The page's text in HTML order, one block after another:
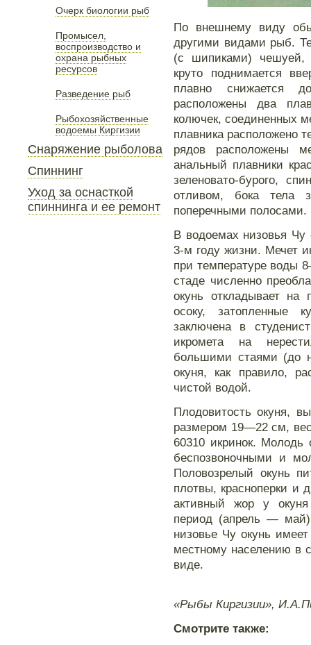
Очерк биологии рыб
Промысел,
воспроизводство и
охрана рыбных
ресурсов
Разведение рыб
Рыбохозяйственные
водоемы Киргизии
Снаряжение рыболова
Спиннинг
Уход за оснасткой
спиннинга и ее ремонт
По внешнему виду
другими видами рыб.
(с шипиками) чешуей,
круто поднимается
плавно снижается
расположены два
колючек, соединенных
плавника расположено
рядов расположены
анальный плавники
зеленовато-бурого,
отливом, бока тела
поперечными полосами.
В водоемах низовья Чу
3-м году жизни. Мечет
при температуре воды
стаде численно
окунь откладывает на
осоку, затопленные
заключена в
икромета на
большими стаями (до
окуня, как правило,
чистой водой.
Плодовитость окуня,
размером 19—22 см,
60310 икринок. Молодь
беспозвоночными и
Половозрелый окунь
плотвы, красноперки
активный жор у
период (апрель —
низовье Чу окунь
местному населению в
виде.
«Рыбы Киргизии»,
Смотрите также: